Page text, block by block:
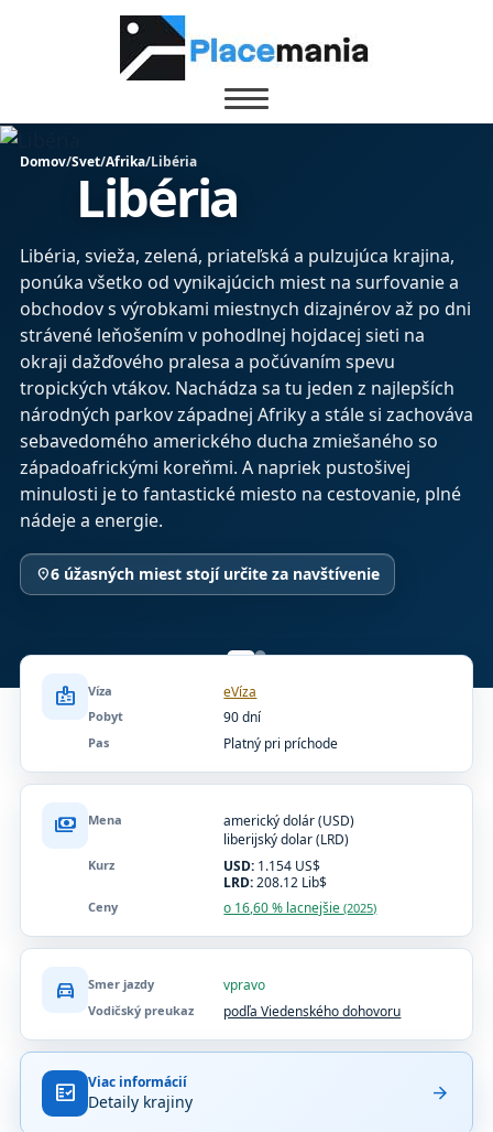
Domov/Svet/Afrika/Libéria
Libéria
Libéria, svieža, zelená, priateľská a pulzujúca krajina,
ponúka všetko od vynikajúcich miest na surfovanie a
obchodov s výrobkami miestnych dizajnérov až po dni
strávené leňošením v pohodlnej hojdacej sieti na
okraji dažďového pralesa a počúvaním spevu
tropických vtákov. Nachádza sa tu jeden z najlepších
národných parkov západnej Afriky a stále si zachováva
sebavedomého amerického ducha zmiešaného so
západoafrickými koreňmi. A napriek pustošivej
minulosti je to fantastické miesto na cestovanie, plné
nádeje a energie.
location_on6 úžasných miest stojí určite za navštívenie
badge Víza eVíza
Pobyt 90 dní
Pas Platný pri príchode
payments Mena
americký dolár (USD)
liberijský dolar (LRD)
Kurz USD: 1.154 US$
LRD:208.12 Lib$
Ceny o 16,60 % lacnejšie(2025)
directions_car Smer jazdy vpravo
Vodičský preukaz podľa Viedenského dohovoru
fact_check Viac informácií
Detaily krajiny arrow_forward